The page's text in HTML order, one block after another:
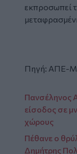
εκπροσωπεί
Πηγή: ΑΠΕ-
Πανσέληνος
είσοδος σε
χώρους
Πέθανε ο
Δημήτρης